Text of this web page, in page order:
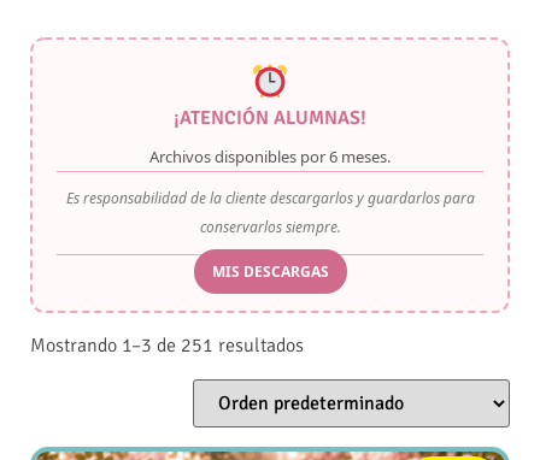
¡ATENCIÓN ALUMNAS!
Archivos disponibles por6 meses.
Es responsabilidad de la cliente descargarlos y guardarlos para
conservarlos siempre.
MIS DESCARGAS
Mostrando 1–3 de 251 resultados